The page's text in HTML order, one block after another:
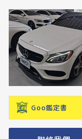
Goo鑑定書